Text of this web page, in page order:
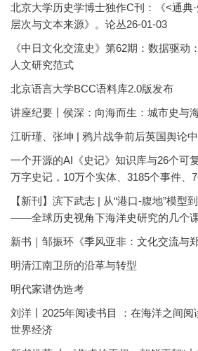
北京大学历史学博士独作C刊：《<通典
层次与文本来源》。论丛26-01-03
《中日文化交流史》第62期：数据驱动
人文研究范式
北京语言大学BCC语料库2.0版发布
讲座纪要丨侯深：向海而生：城市史与
江昕瑾、张坤 | 鸦片战争前后英国舆论
一个开源的AI《史记》知识库与26个可
万字史记，10万个实体、3185个事件、
【新刊】滨下武志 | 从“港口-腹地”模型
——全球历史视角下海洋史研究的几个
新书｜邹振环《季风亚非：文化交流与
明清江南卫所的沿革与转型
明代家谱伪造考
刘洋丨2025年阅读书目 ：在海洋之间
世界经济